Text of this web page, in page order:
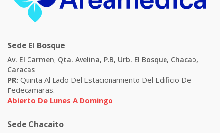
Sede El Bosque
Av. El Carmen, Qta. Avelina, P.B, Urb. El Bosque, Chacao,
Caracas
PR: Quinta Al Lado Del Estacionamiento Del Edificio De
Fedecamaras.
Abierto De Lunes A Domingo
Sede Chacaito